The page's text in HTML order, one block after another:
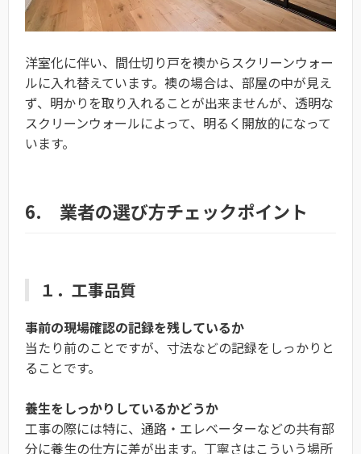
洋室化に伴い、間仕切り戸を襖からスクリーンウォー
ルに入れ替えています。襖の場合は、部屋の中が見え
ず、明かりを取り入れることが出来ませんが、透明な
スクリーンウォールによって、明るく開放的になって
います。
6. 業者の選び方チェックポイント
１．工事品質
事前の現場確認の記録を残しているか
当たり前のことですが、寸法などの記録をしっかりと
ることです。
養生をしっかりしているかどうか
工事の際には特に、通路・エレベーターなどの共有部
分に養生の仕方に差が出ます。丁寧さはこういう場所